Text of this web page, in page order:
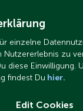
ich-mein-ari-
vozidlo ARI
einzelne
Nutzererlebnis zu
diese Einwilligung.
findest Du hier.
Edit Cookies